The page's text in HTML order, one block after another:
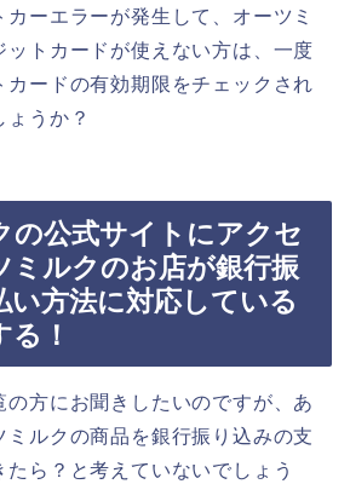
ーエラーが発生して、オーツミ
ットカードが使えない方は、一度
カードの有効期限をチェックされ
ょうか？
の公式サイトにアクセ
ミルクのお店が銀行振
い方法に対応している
！
の方にお聞きしたいのですが、あ
ミルクの商品を銀行振り込みの支
ら？と考えていないでしょう